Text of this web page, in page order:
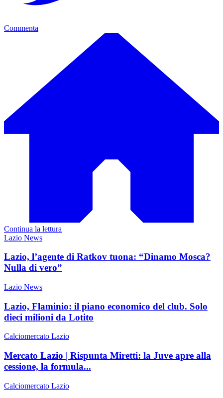
Commenta
Continua la lettura
Lazio News
Lazio, l’agente di Ratkov tuona: “Dinamo Mosca?
Nulla di vero”
Lazio News
Lazio, Flaminio: il piano economico del club. Solo
dieci milioni da Lotito
Calciomercato Lazio
Mercato Lazio | Rispunta Miretti: la Juve apre alla
cessione, la formula...
Calciomercato Lazio